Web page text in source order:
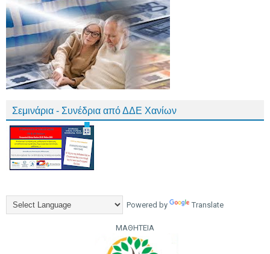
Σεμινάρια - Συνέδρια από ΔΔΕ Χανίων
Powered by Translate
ΜΑΘΗΤΕΙΑ